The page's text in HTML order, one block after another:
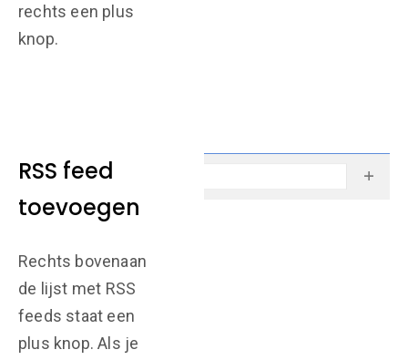
rechts een plus
knop.
RSS feed
toevoegen
Rechts bovenaan
de lijst met RSS
feeds staat een
plus knop. Als je